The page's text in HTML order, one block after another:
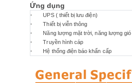
Ứng dụng
·
UPS ( thiết bị lưu điện)
· Thiết bị viễn thông
·
Năng lượng mặt trời, năng lượng gió
·
Truyền hình cáp
·
Hệ thống điện báo khẩn cấp